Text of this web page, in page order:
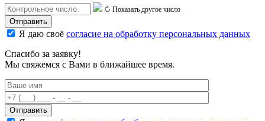
Показать другое число
Я даю своё согласие на обработку персональных данных
Спасибо за заявку!
Мы свяжемся с Вами в ближайшее время.